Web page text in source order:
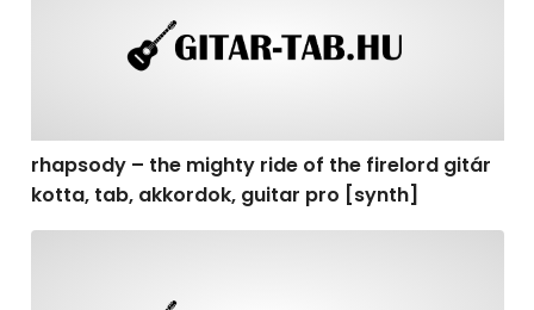
rhapsody – the mighty ride of the firelord gitár
kotta, tab, akkordok, guitar pro [synth]